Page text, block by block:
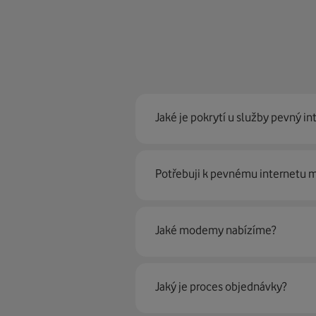
Jaké je pokrytí u služby pevný
Pevný internet můžeme
Potřebuji k pevnému internetu
Ano, potřebujete. Rádi vám ho
poradí naši proškolení prodejci
Jaké modemy nabízíme?
Jaký je proces objednávky?